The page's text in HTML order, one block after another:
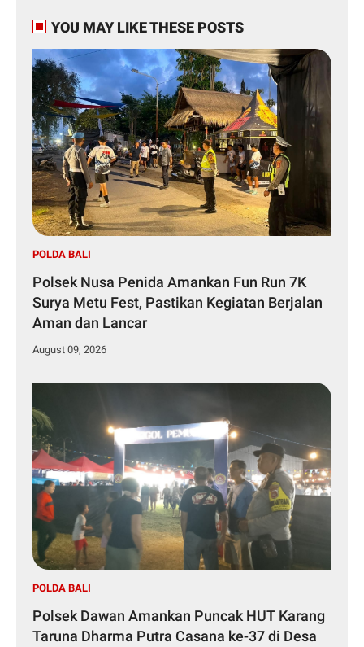
YOU MAY LIKE THESE POSTS
POLDA BALI
Polsek Nusa Penida Amankan Fun Run 7K
Surya Metu Fest, Pastikan Kegiatan Berjalan
Aman dan Lancar
August 09, 2026
POLDA BALI
Polsek Dawan Amankan Puncak HUT Karang
Taruna Dharma Putra Casana ke-37 di Desa